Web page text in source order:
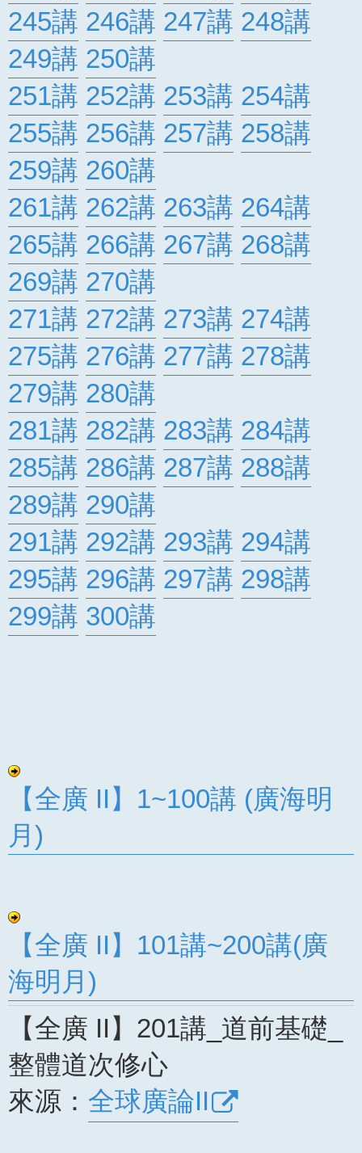
245講 246講 247講 248講
249講 250講
251講 252講 253講 254講
255講 256講 257講 258講
259講 260講
261講 262講 263講 264講
265講 266講 267講 268講
269講 270講
271講 272講 273講 274講
275講 276講 277講 278講
279講 280講
281講 282講 283講 284講
285講 286講 287講 288講
289講 290講
291講 292講 293講 294講
295講 296講 297講 298講
299講 300講
【全廣 II】1~100講 (廣海明
月)
【全廣 II】101講~200講(廣
海明月)
【全廣 II】201講_道前基礎_
整體道次修心
來源： 全球廣論II